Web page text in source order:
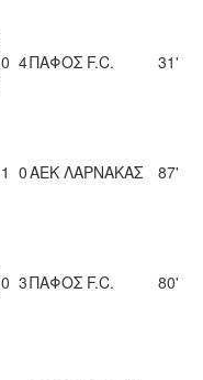
0 4ΠΑΦΟΣ F.C. 31'
1 0ΑΕΚ ΛΑΡΝΑΚΑΣ 87'
0 3ΠΑΦΟΣ F.C. 80'